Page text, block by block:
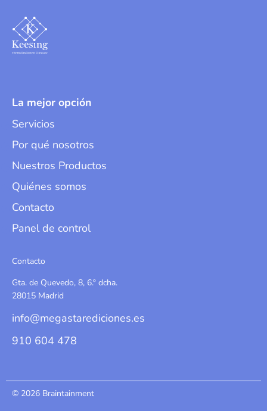
La mejor opción
Servicios
Por qué nosotros
Nuestros Productos
Quiénes somos
Contacto
Panel de control
Contacto
Gta. de Quevedo, 8, 6.º dcha.
28015 Madrid
info@megastarediciones.es
910 604 478
© 2026 Braintainment